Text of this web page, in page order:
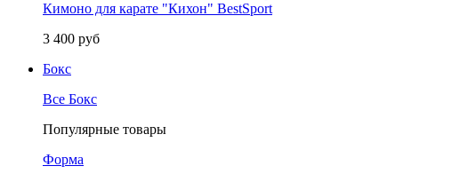
Кимоно для карате "Кихон" BestSport
3 400 руб
Бокс
Все Бокс
Популярные товары
Форма